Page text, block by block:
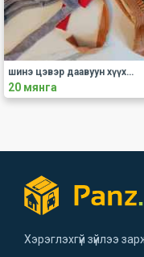
шинэ цэвэр даавуун хүүхдийн хувцас зарна 88105547
20 мянга
Хэрэглэхгүй зүйлээ